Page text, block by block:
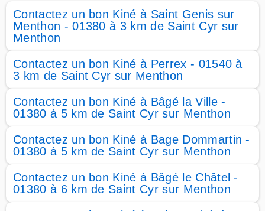
Contactez un bon Kiné à Saint Genis sur
Menthon - 01380 à 3 km de Saint Cyr sur
Menthon
Contactez un bon Kiné à Perrex - 01540 à
3 km de Saint Cyr sur Menthon
Contactez un bon Kiné à Bâgé la Ville -
01380 à 5 km de Saint Cyr sur Menthon
Contactez un bon Kiné à Bage Dommartin -
01380 à 5 km de Saint Cyr sur Menthon
Contactez un bon Kiné à Bâgé le Châtel -
01380 à 6 km de Saint Cyr sur Menthon